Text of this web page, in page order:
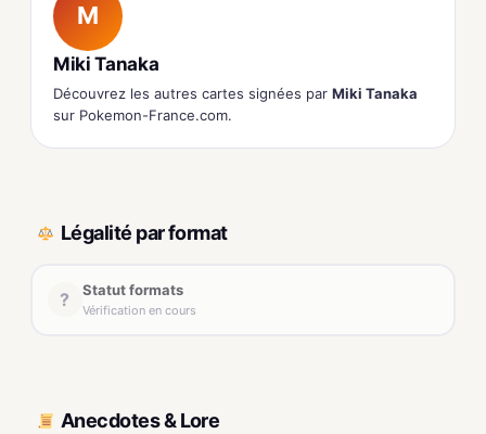
M
Miki Tanaka
Découvrez les autres cartes signées par Miki Tanaka
sur Pokemon-France.com.
Légalité par format
? Statut formats
Vérification en cours
Anecdotes & Lore